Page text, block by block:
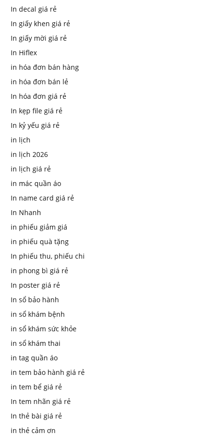
In decal giá rẻ
In giấy khen giá rẻ
In giấy mời giá rẻ
In Hiflex
in hóa đơn bán hàng
in hóa đơn bán lẻ
In hóa đơn giá rẻ
In kẹp file giá rẻ
In kỷ yếu giá rẻ
in lịch
in lịch 2026
in lịch giá rẻ
in mác quần áo
In name card giá rẻ
In Nhanh
in phiếu giảm giá
in phiếu quà tặng
In phiếu thu, phiếu chi
in phong bì giá rẻ
In poster giá rẻ
In sổ bảo hành
in sổ khám bệnh
in sổ khám sức khỏe
in sổ khám thai
in tag quần áo
in tem bảo hành giá rẻ
in tem bể giá rẻ
In tem nhãn giá rẻ
In thẻ bài giá rẻ
in thẻ cảm ơn